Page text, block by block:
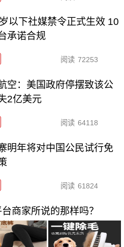
以下社媒禁令正式生效 10
承诺合规
阅读 72253
空：美国政府停摆致该公
2亿美元
阅读 64118
明年将对中国公民试行免
阅读 61824
商家所说的那样吗？